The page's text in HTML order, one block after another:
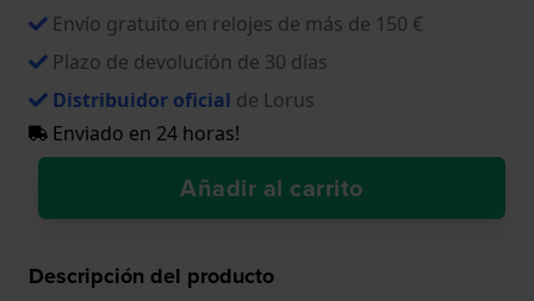
Envío gratuito en relojes de más de 150 €
Plazo de devolución de 30 días
Distribuidor oficial de Lorus
Enviado en 24 horas!
Añadir al carrito
Descripción del producto